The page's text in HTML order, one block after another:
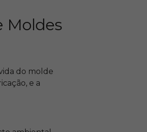
Moldes
do molde
e a